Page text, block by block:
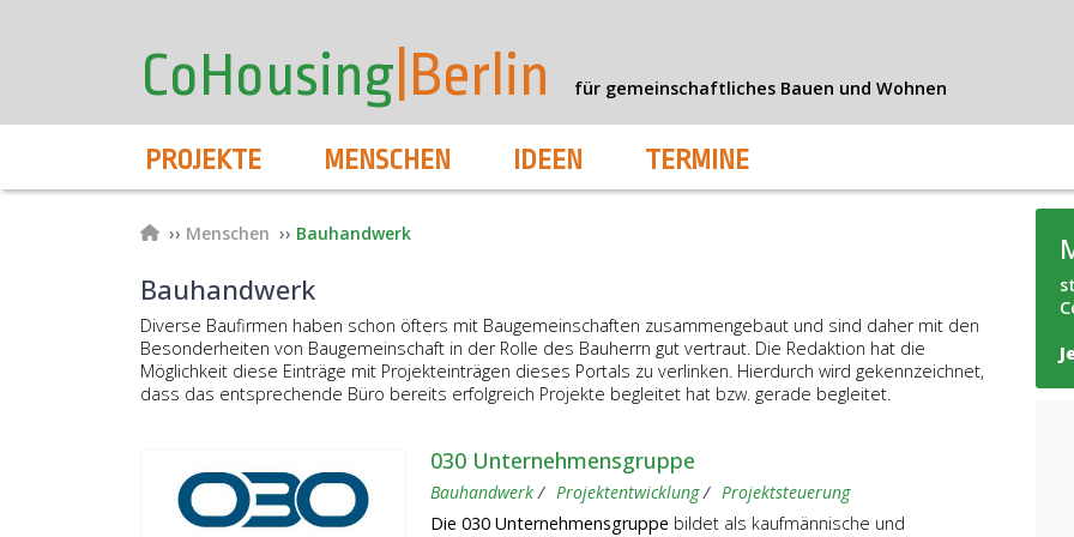
account
menu
CoHousing |Berlin für gemeinschaftliches Bauen und Wohnen
Hauptnavigation
PROJEKTE MENSCHEN IDEEN TERMINE
Pfadnavigation
Menschen Bauhandwerk
Bauhandwerk
Diverse Baufirmen haben schon öfters mit Baugemeinschaften zusammengebaut und sind daher mit den
Besonderheiten von Baugemeinschaft in der Rolle des Bauherrn gut vertraut. Die Redaktion hat die
Möglichkeit diese Einträge mit Projekteinträgen dieses Portals zu verlinken. Hierdurch wird gekennzeichnet,
dass das entsprechende Büro bereits erfolgreich Projekte begleitet hat bzw. gerade begleitet.
030 Unternehmensgruppe
Bauhandwerk Projektentwicklung
Projektsteuerung
Die 030 Unternehmensgruppe bildet als kaufmännische und